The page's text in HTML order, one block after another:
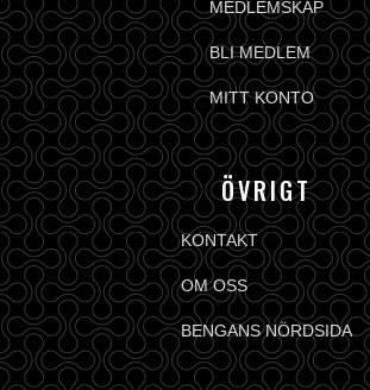
MEDLEMSKAP
BLI MEDLEM
MITT KONTO
ÖVRIGT
KONTAKT
OM OSS
BENGANS NÖRDSIDA